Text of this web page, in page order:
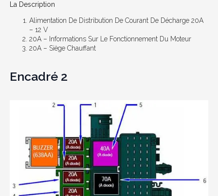
La Description
Alimentation De Distribution De Courant De Décharge 20A
– 12 V
20А – Informations Sur Le Fonctionnement Du Moteur
20А – Siège Chauffant
Encadré 2